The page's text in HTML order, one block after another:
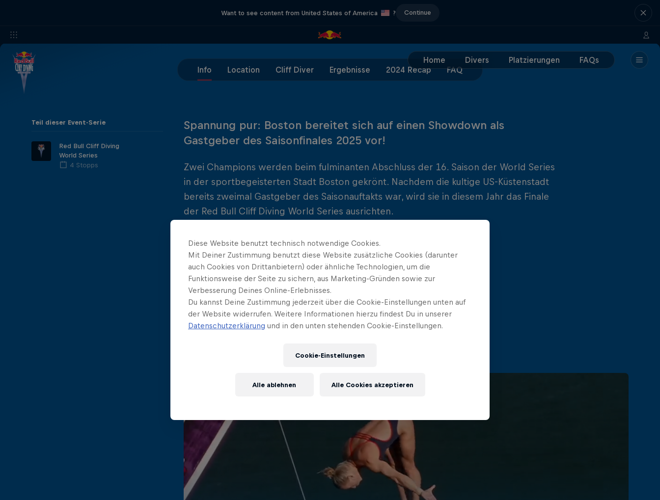
Want to see content from United States of America ? Continue
Home Divers Platzierungen
FAQs
Info
Location Cliff Diver Ergebnisse 2024 Recap FAQ
Teil dieser Event-Serie
Red Bull Cliff Diving
World Series
4 Stopps
Spannung pur: Boston bereitet sich auf einen Showdown als
Gastgeber des Saisonfinales 2025 vor!
Zwei Champions werden beim fulminanten Abschluss der 16. Saison der World Series
in der sportbegeisterten Stadt Boston gekrönt. Nachdem die kultige US-Küstenstadt
bereits zweimal Gastgeber des Saisonauftakts war, wird sie in diesem Jahr das Finale
der Red Bull Cliff Diving World Series ausrichten.
Es ist ein Fehler aufgetreten
Diese Website benutzt technisch notwendige Cookies.
Mit Deiner Zustimmung benutzt diese Website zusätzliche Cookies (darunter
auch Cookies von Drittanbietern) oder ähnliche Technologien, um die
Funktionsweise der Seite zu sichern, aus Marketing-Gründen sowie zur
Verbesserung Deines Online-Erlebnisses.
Du kannst Deine Zustimmung jederzeit über die Cookie-Einstellungen unten auf
der Website widerrufen. Weitere Informationen hierzu findest Du in unserer
Datenschutzerklärung und in den unten stehenden Cookie-Einstellungen.
Cookie-Einstellungen
Alle ablehnen Alle Cookies akzeptieren